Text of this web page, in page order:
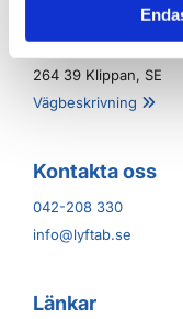
N.O. Lyftab AB
Stackarpsvägen 1
264 39 Klippan, SE
Vägbeskrivning 
Kontakta oss
042-208 330
info@lyftab.se
Länkar